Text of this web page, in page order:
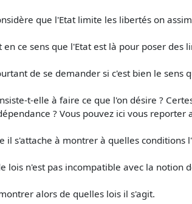
que l'Etat limite les libertés on
ce sens que l'Etat est là pour poser des
de se demander si c'est bien le sens
t-elle à faire ce que l'on désire ?
? Vous pouvez ici vous reporter
il s'attache à montrer à quelles
lois n'est pas incompatible avec la
alors de quelles lois il s'agit.